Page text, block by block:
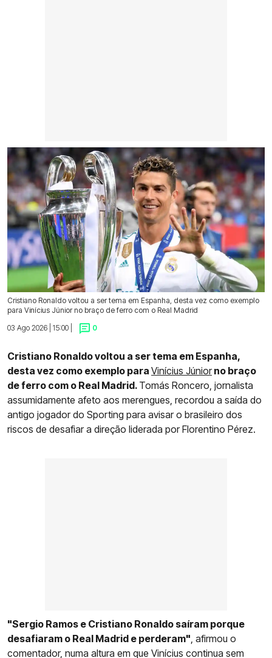
Cristiano Ronaldo voltou a ser tema em Espanha, desta vez como exemplo
para Vinícius Júnior no braço de ferro com o Real Madrid
03 Ago 2026 | 15:00 |
0
Cristiano Ronaldo voltou a ser tema em Espanha,
desta vez como exemplo para Vinícius Júniorno braço
de ferro com o Real Madrid. Tomás Roncero, jornalista
assumidamente afeto aos merengues, recordou a saída do
antigo jogador do Sporting para avisar o brasileiro dos
riscos de desafiar a direção liderada por Florentino Pérez.
"Sergio Ramos e Cristiano Ronaldo saíram porque
desafiaram o Real Madrid e perderam" , afirmou o
comentador, numa altura em que Vinícius continua sem